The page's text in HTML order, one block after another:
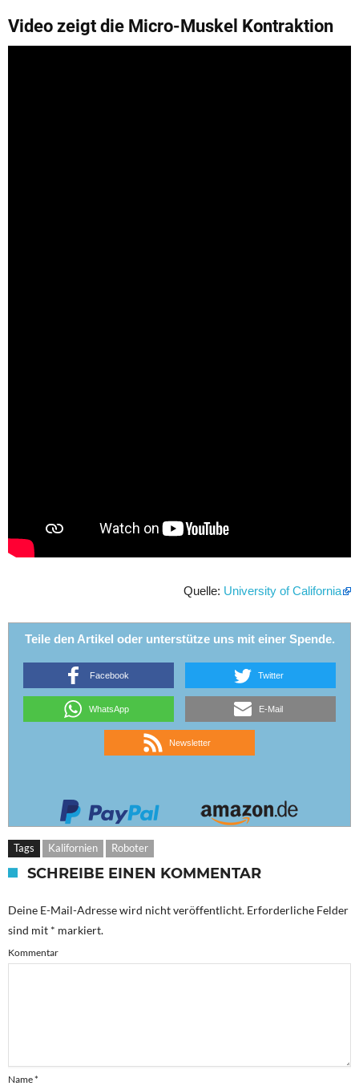
Video zeigt die Micro-Muskel Kontraktion
Quelle: University of California
Teile den Artikel oder unterstütze uns mit einer Spende.
Facebook Twitter
WhatsApp E-Mail
Newsletter
Tags Kalifornien Roboter
SCHREIBE EINEN KOMMENTAR
Deine E-Mail-Adresse wird nicht veröffentlicht. Erforderliche Felder
sind mit * markiert.
Kommentar
Name*